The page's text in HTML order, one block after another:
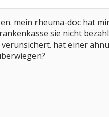
mein rheuma-doc hat
sie nicht
hat einer